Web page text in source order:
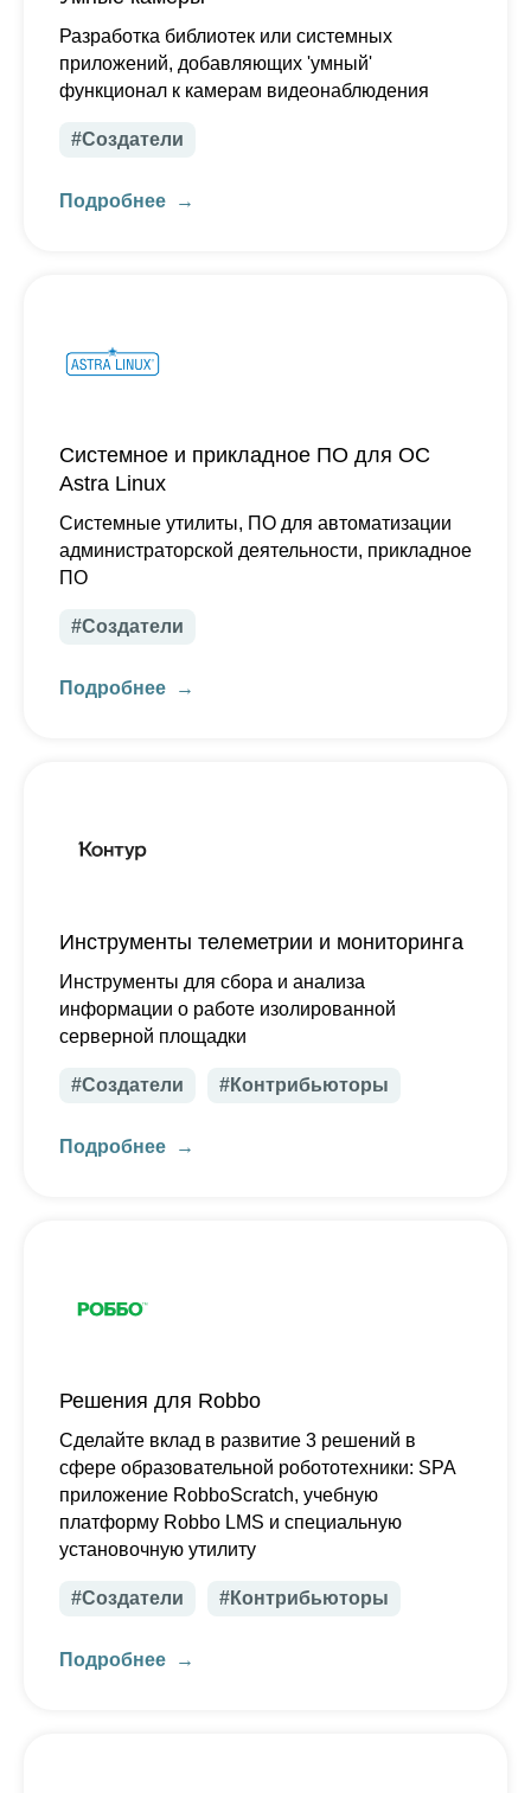
Разработка библиотек или системных
приложений, добавляющих 'умный'
функционал к камерам видеонаблюдения
#Создатели
Подробнее
Системное и прикладное ПО для ОС
Astra Linux
Системные утилиты, ПО для автоматизации
администраторской деятельности, прикладное
ПО
#Создатели
Подробнее
Инструменты телеметрии и мониторинга
Инструменты для сбора и анализа
информации о работе изолированной
серверной площадки
#Создатели #Контрибьюторы
Подробнее
Решения для Robbo
Сделайте вклад в развитие 3 решений в
сфере образовательной робототехники: SPA
приложение RobboScratch, учебную
платформу Robbo LMS и специальную
установочную утилиту
#Создатели #Контрибьюторы
Подробнее